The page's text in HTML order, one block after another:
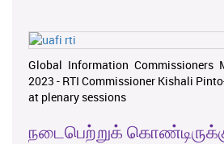
Global Information Commissioners
2023 - RTI Commissioner Kishali
at plenary sessions
நடைபெற்றுக்